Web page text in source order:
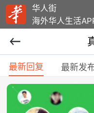
华人街
海外华人生活
最新回复 最新发